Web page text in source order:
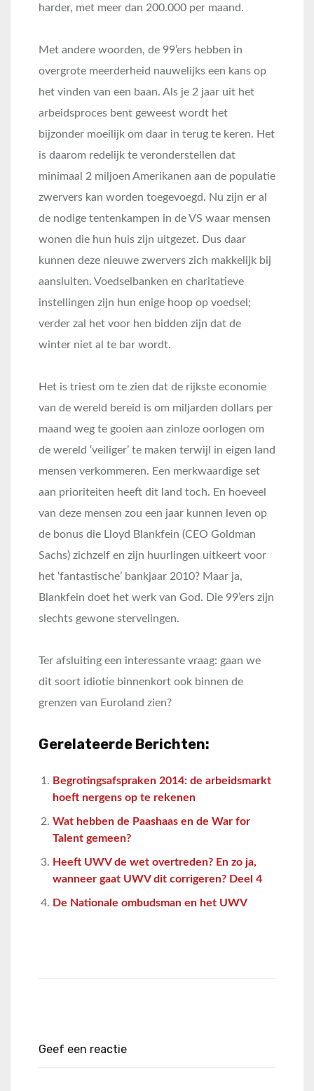
harder, met meer dan 200.000 per maand.
Met andere woorden, de 99’ers hebben in
overgrote meerderheid nauwelijks een kans op
het vinden van een baan. Als je 2 jaar uit het
arbeidsproces bent geweest wordt het
bijzonder moeilijk om daar in terug te keren. Het
is daarom redelijk te veronderstellen dat
minimaal 2 miljoen Amerikanen aan de populatie
zwervers kan worden toegevoegd. Nu zijn er al
de nodige tentenkampen in de VS waar mensen
wonen die hun huis zijn uitgezet. Dus daar
kunnen deze nieuwe zwervers zich makkelijk bij
aansluiten. Voedselbanken en charitatieve
instellingen zijn hun enige hoop op voedsel;
verder zal het voor hen bidden zijn dat de
winter niet al te bar wordt.
Het is triest om te zien dat de rijkste economie
van de wereld bereid is om miljarden dollars per
maand weg te gooien aan zinloze oorlogen om
de wereld ‘veiliger’ te maken terwijl in eigen land
mensen verkommeren. Een merkwaardige set
aan prioriteiten heeft dit land toch. En hoeveel
van deze mensen zou een jaar kunnen leven op
de bonus die Lloyd Blankfein (CEO Goldman
Sachs) zichzelf en zijn huurlingen uitkeert voor
het ‘fantastische’ bankjaar 2010? Maar ja,
Blankfein doet het werk van God. Die 99’ers zijn
slechts gewone stervelingen.
Ter afsluiting een interessante vraag: gaan we
dit soort idiotie binnenkort ook binnen de
grenzen van Euroland zien?
Gerelateerde Berichten:
Begrotingsafspraken 2014: de arbeidsmarkt
hoeft nergens op te rekenen
Wat hebben de Paashaas en de War for
Talent gemeen?
Heeft UWV de wet overtreden? En zo ja,
wanneer gaat UWV dit corrigeren? Deel 4
De Nationale ombudsman en het UWV
Geef een reactie